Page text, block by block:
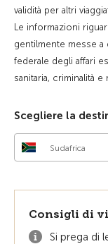
validità per altri
Le informazioni
gentilmente messe
federale degli affari
sanitaria, criminalità e
Scegliere la
Sudafrica
Consigli di
Si prega di